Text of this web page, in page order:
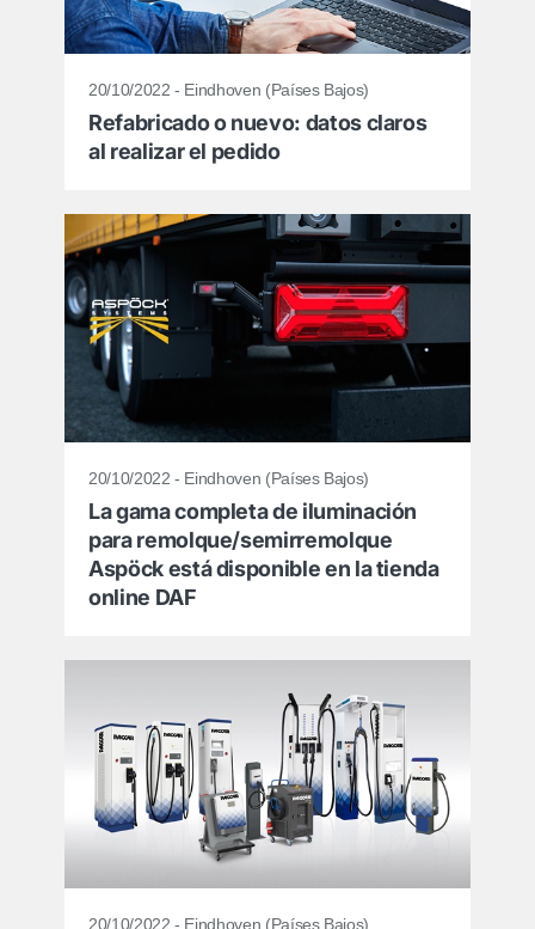
20/10/2022 - Eindhoven (Países Bajos)
Refabricado o nuevo: datos claros
al realizar el pedido
20/10/2022 - Eindhoven (Países Bajos)
La gama completa de iluminación
para remolque/semirremolque
Aspöck está disponible en la tienda
online DAF
20/10/2022 - Eindhoven (Países Bajos)